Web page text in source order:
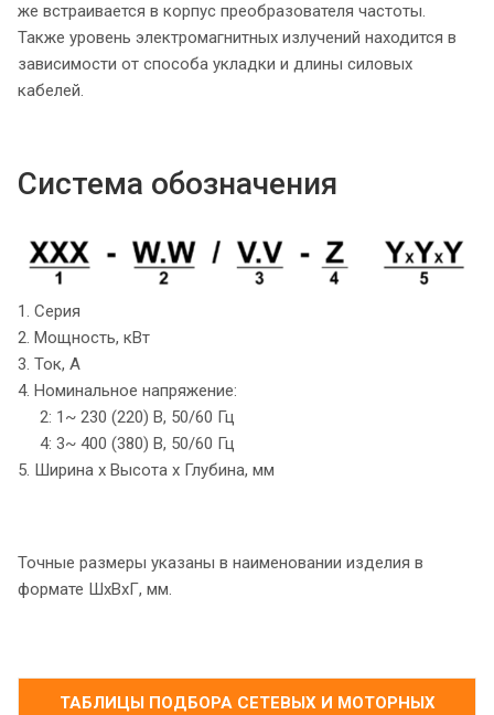
же встраивается в корпус преобразователя частоты.
Также уровень электромагнитных излучений находится в
зависимости от способа укладки и длины силовых
кабелей.
Система обозначения
1. Серия
2. Мощность, кВт
3. Ток, А
4. Номинальное напряжение:
2: 1~ 230 (220) B, 50/60 Гц
4: 3~ 400 (380) B, 50/60 Гц
5. Ширина х Высота х Глубина, мм
Точные размеры указаны в наименовании изделия в
формате ШхВхГ, мм.
ТАБЛИЦЫ ПОДБОРА СЕТЕВЫХ И МОТОРНЫХ